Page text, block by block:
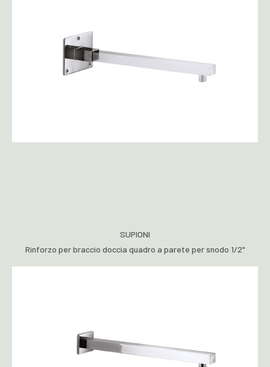
SUPIONI
Rinforzo per braccio doccia quadro a parete per snodo 1/2"